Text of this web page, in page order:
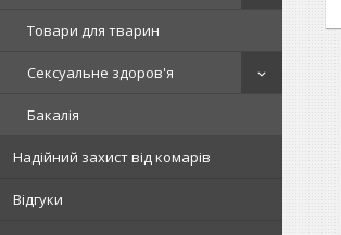
Товари для тварин
Сексуальне здоров'я
Бакалія
Надійний захист від комарів
Відгуки